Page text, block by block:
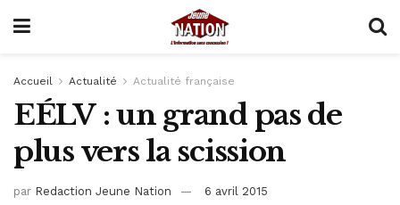
Accueil Actualité Actualité française
EÉLV : un grand pas de
plus vers la scission
par Redaction Jeune Nation 6 avril 2015